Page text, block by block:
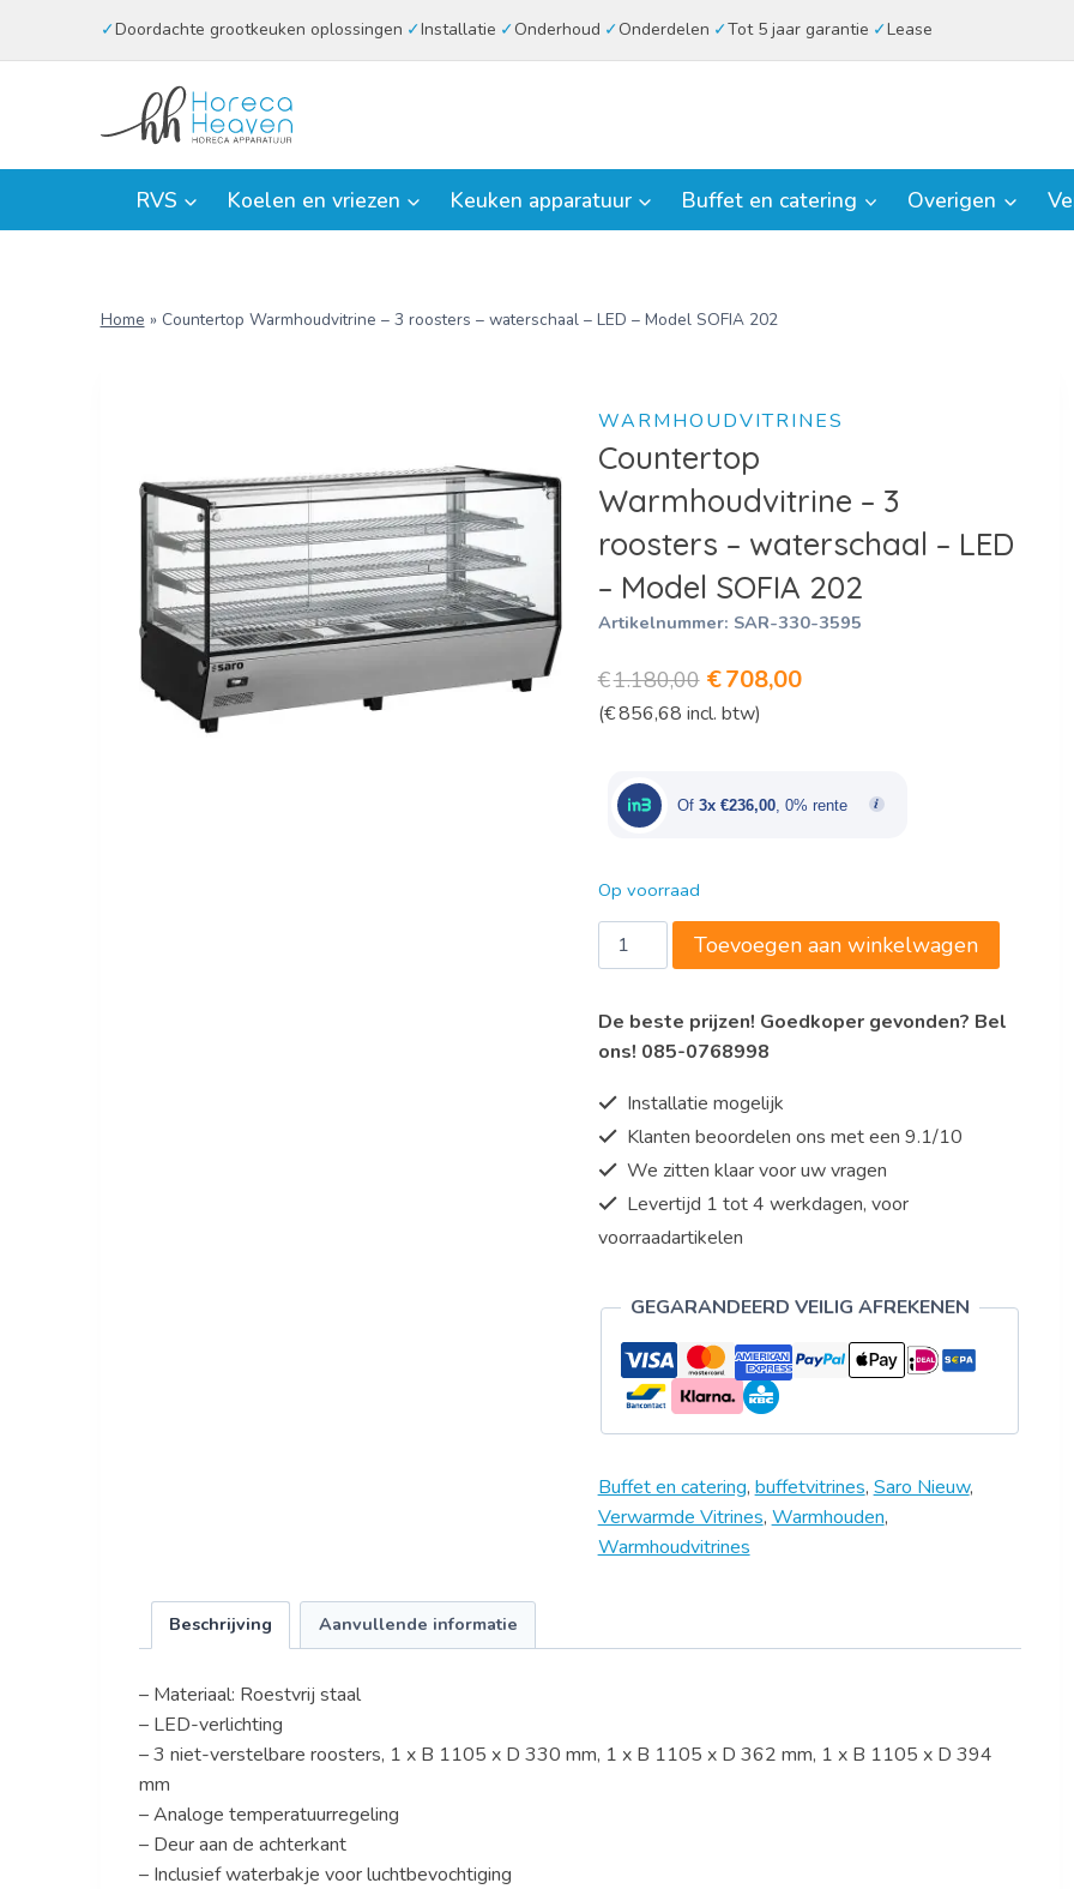
Doordachte grootkeuken oplossingen Installatie Onderhoud Onderdelen Tot 5 jaar garantie Lease
RVS Koelen en vriezen Keuken apparatuur Buffet en catering Overigen
Home » Countertop Warmhoudvitrine – 3 roosters – waterschaal – LED – Model SOFIA 202
WARMHOUDVITRINES
Countertop
Warmhoudvitrine – 3
roosters – waterschaal – LED
– Model SOFIA 202
Artikelnummer: SAR-330-3595
€1.180,00 Oorspronkelijke
prijs
€1.180,00.
€708,00Huidige
€708,00.
(€856,68 incl. btw)
Of 3x €236,00, 0% rente
Op voorraad
Countertop
Warmhoudvitrine
3
roosters
waterschaal
-
LED
-
Model
Toevoegen aan winkelwagen
De beste prijzen! Goedkoper gevonden? Bel
ons! 085-0768998
Installatie mogelijk
Klanten beoordelen ons met een 9.1/10
We zitten klaar voor uw vragen
Levertijd 1 tot 4 werkdagen, voor
voorraadartikelen
GEGARANDEERD VEILIG AFREKENEN
Buffet en catering, buffetvitrines, Saro Nieuw,
Verwarmde Vitrines, Warmhouden,
Warmhoudvitrines
Beschrijving Aanvullende informatie
– Materiaal: Roestvrij staal
– LED-verlichting
– 3 niet-verstelbare roosters, 1 x B 1105 x D 330 mm, 1 x B 1105 x D 362 mm, 1 x B 1105 x D 394
mm
– Analoge temperatuurregeling
– Deur aan de achterkant
– Inclusief waterbakje voor luchtbevochtiging